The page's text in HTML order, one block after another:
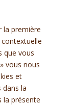
la première
que vous
vous nous
et
dans la
la présente